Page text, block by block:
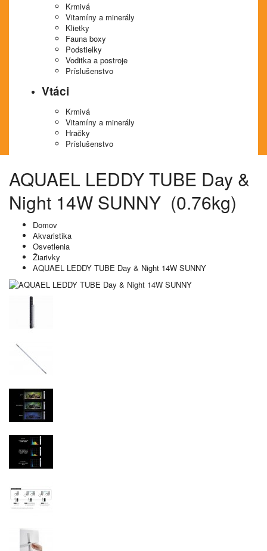
Krmivá
Vitamíny a minerály
Klietky
Fauna boxy
Podstielky
Voditka a postroje
Príslušenstvo
Vtáci
Krmivá
Vitamíny a minerály
Hračky
Príslušenstvo
AQUAEL LEDDY TUBE Day &
Night 14W SUNNY (0.76kg)
Domov
Akvaristika
Osvetlenia
Žiarivky
AQUAEL LEDDY TUBE Day & Night 14W SUNNY